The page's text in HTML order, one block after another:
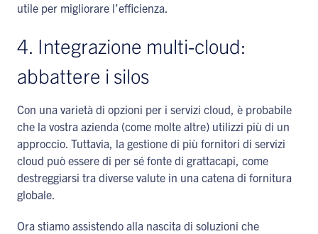
utile per migliorare l’efficienza.
4. Integrazione multi-cloud:
abbattere i silos
Con una varietà di opzioni per i servizi cloud, è probabile
che la vostra azienda (come molte altre) utilizzi più di un
approccio. Tuttavia, la gestione di più fornitori di servizi
cloud può essere di per sé fonte di grattacapi, come
destreggiarsi tra diverse valute in una catena di fornitura
globale.
Ora stiamo assistendo alla nascita di soluzioni che